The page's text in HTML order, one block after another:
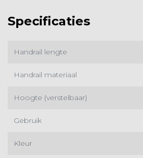
Specificaties
Handrail lengte
Handrail materiaal
Hoogte (verstelbaar)
Gebruik
Kleur